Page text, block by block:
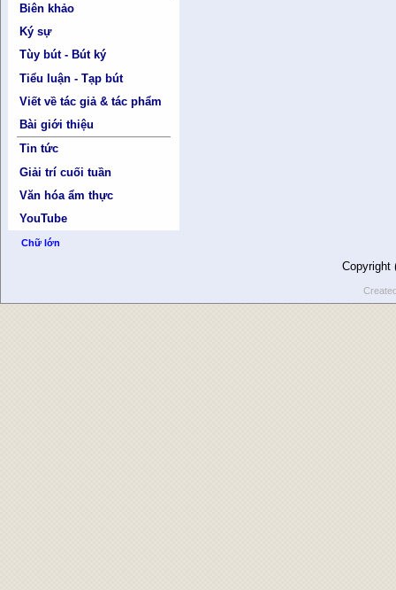
Biên khảo
Ký sự
Tùy bút - Bút ký
Tiểu luận - Tạp bút
Viết về tác giả & tác phẩm
Bài giới thiệu
Tin tức
Giải trí cuối tuần
Văn hóa ẩm thực
YouTube
Chữ lớn
Copyright